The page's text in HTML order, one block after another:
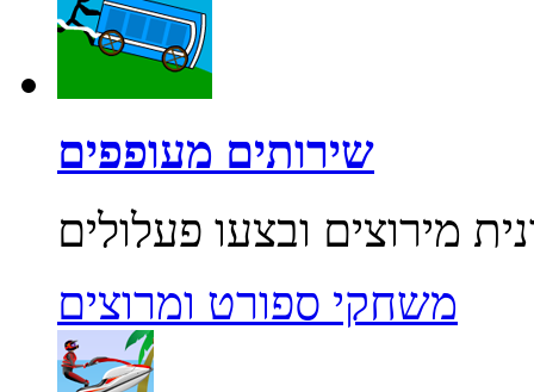
שירותים מעופפים
משחקי ספורט ומרוצים